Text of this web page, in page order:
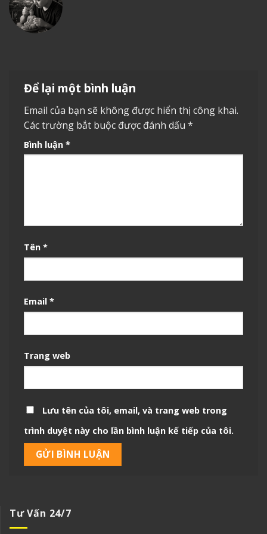
Để lại một bình luận
Email của bạn sẽ không được hiển thị công khai.
Các trường bắt buộc được đánh dấu *
Bình luận *
Tên *
Email *
Trang web
Lưu tên của tôi, email, và trang web trong
trình duyệt này cho lần bình luận kế tiếp của tôi.
Tư Vấn 24/7